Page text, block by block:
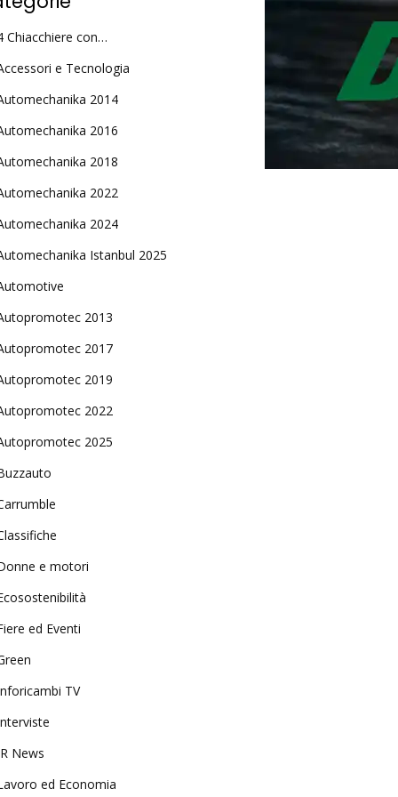
Chiacchiere con…
e Tecnologia
2014
2016
2018
2022
2024
Istanbul 2025
2013
2017
2019
2022
2025
e motori
ed Eventi
TV
News
ed Economia